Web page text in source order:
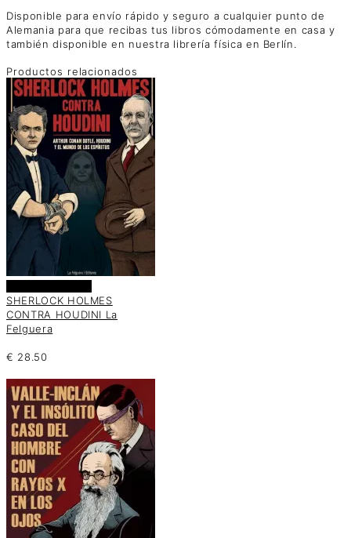
Disponible para envío rápido y seguro a cualquier punto de
Alemania para que recibas tus libros cómodamente en casa y
también disponible en nuestra librería física en Berlín.
Productos relacionados
SHERLOCK HOLMES
CONTRA HOUDINI La
Felguera
€ 28.50